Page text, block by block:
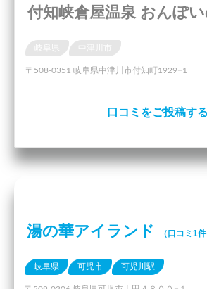
付知峡倉屋温泉 おんぽ
岐阜県
〒508-0351 岐阜県中津川市付知町1929−1
口コミをご投稿する
湯の華アイランド （口コミ1件
岐阜県 可児市 可児川駅